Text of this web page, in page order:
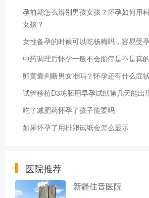
孕前期怎么辨别男孩女孩？怀孕如何用
女孩？
女性备孕的时候可以吃杨梅吗，容易受
中药调理后怀孕一般不会胎停是不是真的
卵黄囊判断男女准吗？怀孕还有什么症
试管移植D3冻胚用早孕试纸第几天能出
吃了减肥药怀孕了孩子能要吗
如果怀孕了用排卵试纸会怎么显示
医院推荐
新疆佳音医院